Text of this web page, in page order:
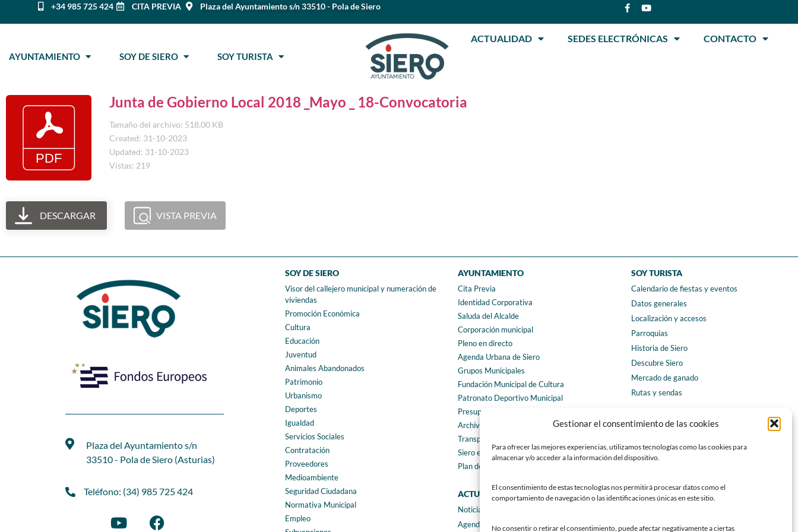
Gestionar el consentimiento de las cookies
Para ofrecer las mejores experiencias, utilizamos tecnologías como las cookies para
almacenar y/o acceder a la información del dispositivo.
El consentimiento de estas tecnologías nos permitirá procesar datos como el
comportamiento de navegación o las identificaciones únicas en este sitio.
No consentir o retirar el consentimiento, puede afectar negativamente a ciertas
+34 985 725 424 CITA PREVIA Plaza del Ayuntamiento s/n 33510 - Pola de Siero
AYUNTAMIENTO SOY DE SIERO SOY TURISTA
ACTUALIDAD SEDES ELECTRÓNICAS CONTACTO
Junta de Gobierno Local 2018 _Mayo _ 18-Convocatoria
Tamaño del archivo: 518.00 KB
Created: 31-10-2023
Updated: 31-10-2023
Vistas: 219
DESCARGAR VISTA PREVIA
Plaza del Ayuntamiento s/n
33510 - Pola de Siero (Asturias)
Teléfono: (34) 985 725 424
SOY DE SIERO
Visor del callejero municipal y numeración de
viviendas
Promoción Económica
Cultura
Educación
Juventud
Animales Abandonados
Patrimonio
Urbanismo
Deportes
Igualdad
Servicios Sociales
Contratación
Proveedores
Medioambiente
Seguridad Ciudadana
Normativa Municipal
Empleo
AYUNTAMIENTO
Cita Previa
Identidad Corporativa
Saluda del Alcalde
Corporación municipal
Pleno en directo
Agenda Urbana de Siero
Grupos Municipales
Fundación Municipal de Cultura
Patronato Deportivo Municipal
Presupuestos municipales
Archivo municipal
Transparencia
Siero en Cifras
Plan de igualdad
ACTUALIDAD
Noticias
Agenda
SOY TURISTA
Calendario de fiestas y eventos
Datos generales
Localización y accesos
Parroquias
Historia de Siero
Descubre Siero
Mercado de ganado
Rutas y sendas
CONTACTO
Teléfonos de interés
Formulario de contacto